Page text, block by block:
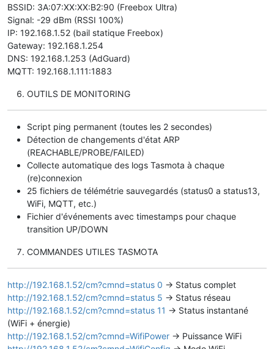
BSSID: 3A:07:XX:XX:B2:90 (Freebox Ultra)
Signal: -29 dBm (RSSI 100%)
IP: 192.168.1.52 (bail statique Freebox)
Gateway: 192.168.1.254
DNS: 192.168.1.253 (AdGuard)
MQTT: 192.168.1.111:1883
OUTILS DE MONITORING
Script ping permanent (toutes les 2 secondes)
Détection de changements d'état ARP
(REACHABLE/PROBE/FAILED)
Collecte automatique des logs Tasmota à chaque
(re)connexion
25 fichiers de télémétrie sauvegardés (status0 a status13,
WiFi, MQTT, etc.)
Fichier d'événements avec timestamps pour chaque
transition UP/DOWN
COMMANDES UTILES TASMOTA
http://192.168.1.52/cm?cmnd=status 0 -> Status complet
http://192.168.1.52/cm?cmnd=status 5 -> Status réseau
http://192.168.1.52/cm?cmnd=status 11 -> Status instantané
(WiFi + énergie)
http://192.168.1.52/cm?cmnd=WifiPower -> Puissance WiFi